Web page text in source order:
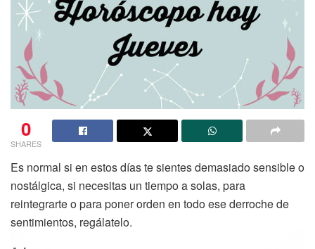
0
SHARES
Es normal si en estos días te sientes demasiado sensible o
nostálgica, si necesitas un tiempo a solas, para
reintegrarte o para poner orden en todo ese derroche de
sentimientos, regálatelo.